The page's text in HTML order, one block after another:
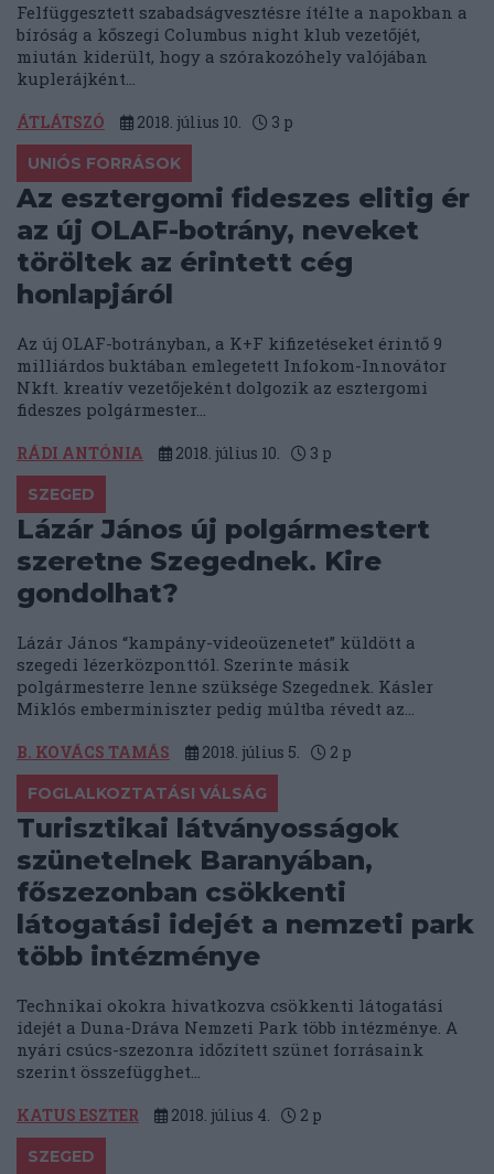
Felfüggesztett szabadságvesztésre ítélte a napokban a
bíróság a kőszegi Columbus night klub vezetőjét,
miután kiderült, hogy a szórakozóhely valójában
kuplerájként...
ÁTLÁTSZÓ 2018. július 10. 3 p
UNIÓS FORRÁSOK
Az esztergomi fideszes elitig ér
az új OLAF-botrány, neveket
töröltek az érintett cég
honlapjáról
Az új OLAF-botrányban, a K+F kifizetéseket érintő 9
milliárdos buktában emlegetett Infokom-Innovátor
Nkft. kreatív vezetőjeként dolgozik az esztergomi
fideszes polgármester...
RÁDI ANTÓNIA 2018. július 10. 3 p
SZEGED
Lázár János új polgármestert
szeretne Szegednek. Kire
gondolhat?
Lázár János “kampány-videoüzenetet” küldött a
szegedi lézerközponttól. Szerinte másik
polgármesterre lenne szüksége Szegednek. Kásler
Miklós emberminiszter pedig múltba révedt az...
B. KOVÁCS TAMÁS 2018. július 5. 2 p
FOGLALKOZTATÁSI VÁLSÁG
Turisztikai látványosságok
szünetelnek Baranyában,
főszezonban csökkenti
látogatási idejét a nemzeti park
több intézménye
Technikai okokra hivatkozva csökkenti látogatási
idejét a Duna-Dráva Nemzeti Park több intézménye. A
nyári csúcs-szezonra időzített szünet forrásaink
szerint összefügghet...
KATUS ESZTER 2018. július 4. 2 p
SZEGED